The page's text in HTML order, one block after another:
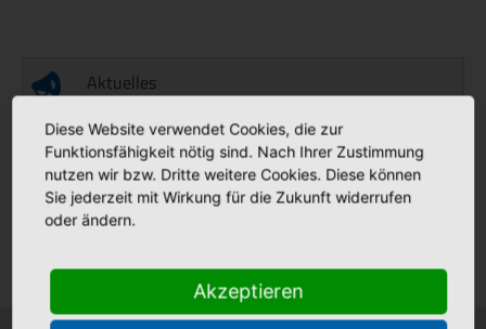
Aktuelles
Stellenmarkt
Diese Website verwendet Cookies, die zur
Funktionsfähigkeit nötig sind. Nach Ihrer Zustimmung
nutzen wir bzw. Dritte weitere Cookies. Diese können
Sie jederzeit mit Wirkung für die Zukunft widerrufen
oder ändern.
Akzeptieren